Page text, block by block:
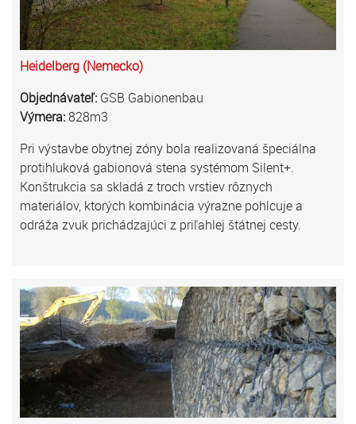
Heidelberg (Nemecko)
Objednávateľ: GSB Gabionenbau
Výmera:828m3
Pri výstavbe obytnej zóny bola realizovaná špeciálna
protihluková gabionová stena systémom Silent+.
Konštrukcia sa skladá z troch vrstiev rôznych
materiálov, ktorých kombinácia výrazne pohlcuje a
odráža zvuk prichádzajúci z priľahlej štátnej cesty.